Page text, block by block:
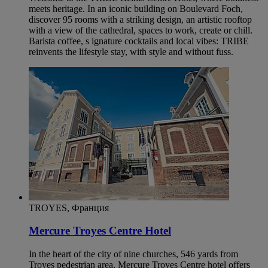
meets heritage. In an iconic building on Boulevard Foch,
discover 95 rooms with a striking design, an artistic rooftop
with a view of the cathedral, spaces to work, create or chill.
Barista coffee, s ignature cocktails and local vibes: TRIBE
reinvents the lifestyle stay, with style and without fuss.
TROYES, Франция
Mercure Troyes Centre Hotel
In the heart of the city of nine churches, 546 yards from
Troyes pedestrian area, Mercure Troyes Centre hotel offers